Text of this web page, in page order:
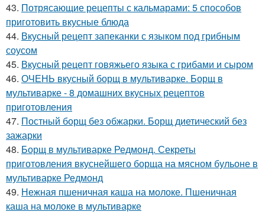
43. Потрясающие рецепты с кальмарами: 5 способов
приготовить вкусные блюда
44. Вкусный рецепт запеканки с языком под грибным
соусом
45. Вкусный рецепт говяжьего языка с грибами и сыром
46. ОЧЕНЬ вкусный борщ в мультиварке. Борщ в
мультиварке - 8 домашних вкусных рецептов
приготовления
47. Постный борщ без обжарки. Борщ диетический без
зажарки
48. Борщ в мультиварке Редмонд. Секреты
приготовления вкуснейшего борща на мясном бульоне в
мультиварке Редмонд
49. Нежная пшеничная каша на молоке. Пшеничная
каша на молоке в мультиварке